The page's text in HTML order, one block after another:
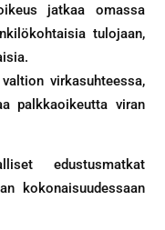
jatkaa omassa
tulojaan,
virkasuhteessa,
palkkaoikeutta viran
edustusmatkat
kokonaisuudessaan